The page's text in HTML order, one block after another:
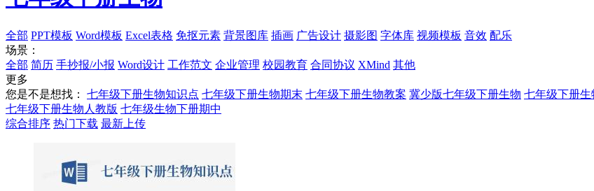
全部 PPT模板 Word模板 Excel表格 免抠元素 背景图库 插画 广告设计 摄影图 字体库 视频模板 音效 配乐
场景：
全部 简历 手抄报/小报 Word设计 工作范文 企业管理 校园教育 合同协议 XMind 其他
更多
您是不是想找：
七年级下册生物知识点 七年级下册生物期末 七年级下册生物教案 冀少版七年级下册生物 七年级下册生
七年级下册生物人教版 七年级生物下册期中
综合排序 热门下载 最新上传